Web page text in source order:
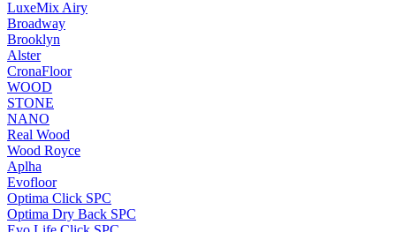
LuxeMix Airy
Broadway
Brooklyn
Alster
CronaFloor
WOOD
STONE
NANO
Real Wood
Wood Royce
Aplha
Evofloor
Optima Click SPC
Optima Dry Back SPC